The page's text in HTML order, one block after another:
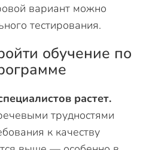
вариант можно
тестирования.
обучение по
растет.
трудностями
к качеству